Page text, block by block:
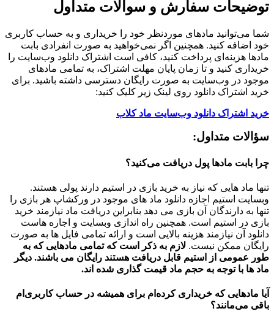
توضیحات سفارش و سوالات متداول
شما می‌توانید مادهای موردنظر خود را خریداری و به حساب کاربری
خود اضافه کنید. همچنین اگر نمی‌خواهید به صورت انفرادی بابت
مادها هزینه‌ای پرداخت کنید، کافی است اشتراک دانلود وب‌سایت را
خریداری کنید و تا زمان پایان مهلت اشتراک، به تمامی مادهای
موجود در وب‌سایت به صورت رایگان دسترسی داشته باشید. برای
خرید اشتراک دانلود روی لینک زیر کلیک کنید:
خرید اشتراک دانلود وب‌سایت ماد کلاب
سؤالات متداول:
چرا بابت مادها پول دریافت می‌کنید؟
تنها ماد هایی که نیاز به خرید بازی در استیم دارند پولی هستند.
وبسایت استیم اجازه دانلود ماد های موجود در ورکشاپ هر بازی را
تنها به دارندگان آن بازی می دهد بنابراین دریافت ماد نیازمند خرید
بازی در استیم است. همچنین راه اندازی وبسایت و اجاره هاست
دانلود آن نیازمند هزینه بالایی است و ارائه تمامی فایل ها به صورت
رایگان ممکن نیست. لازم به ذکر است که تمامی مادهایی که به
طور عمومی از استیم قابل دریافت هستند رایگان می باشند. دیگر
ماد ها با توجه به حجم ماد قیمت گذاری شده اند.
آیا مادهایی که خریداری کرده‌ام برای همیشه در حساب‌ کاربری‌ام
باقی می‌مانند؟